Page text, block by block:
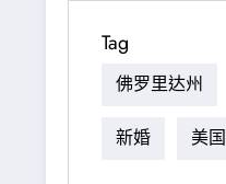
Tag
佛罗里达州
新婚 美国